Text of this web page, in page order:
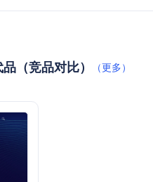
（竞品对比） （更多）